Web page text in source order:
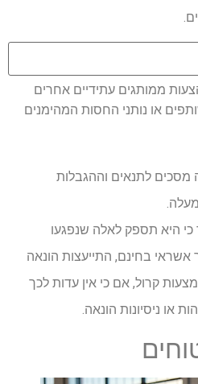
ממותגים עתידיים אחרים
או נותני החסות המהימנים
לתנאים וההגבלות
כי היא תספק לאלה שנפגעו
בחינם, התייעצות הונאה
קרול, אם כי אין עדות לכך
או ניסיונות הונאה.